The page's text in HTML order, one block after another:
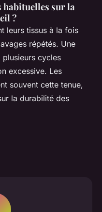
habituelles sur la
?
leurs tissus à la fois
répétés. Une
plusieurs cycles
excessive. Les
souvent cette tenue,
la durabilité des